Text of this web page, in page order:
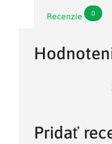
Recenzie 0
Pridať